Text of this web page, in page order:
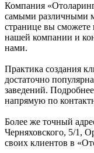
Компания
самыми различными
странице вы
нашей компании и
нами.
Практика создания
достаточно
заведений.
напрямую по
Более же точный
Черняховского, 5/1,
своих клиентов в